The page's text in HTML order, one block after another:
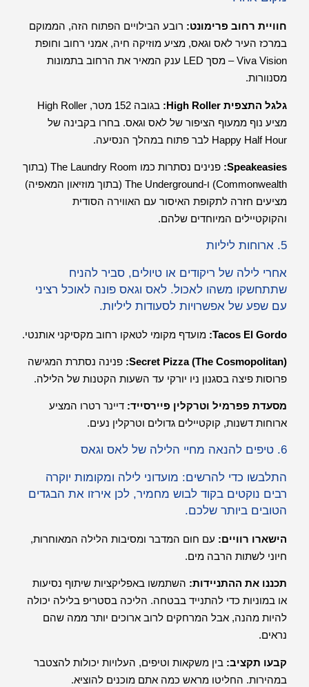
חוויית רחוב פרימונט: רובע הבילויים הפתוח הזה, הממוקם
במרכז העיר לאס וגאס, מציע מוזיקה חיה, אמני רחוב וחופת
Viva Vision – מסך LED ענק המאיר את הרחוב בתמונות
מסנוורות.
גלגל התצפית High Roller:
בגובה 152 מטר, High Roller
מציע נוף ממעוף הציפור של לאס וגאס. בחרו בקבינה של
Happy Half Hour לבר פתוח במהלך הנסיעה.
Speakeasies:
פנינים נסתרות כמו The Laundry Room (בתוך
Commonwealth) ו-The Underground (בתוך מוזיאון המאפיה)
מציעים חזרה לתקופת האיסור עם האווירה הסודית
והקוקטיילים המיוחדים שלהם.
5. ארוחות ליליות
אחרי לילה של ריקודים או טיולים, סביר להניח
שתתחשקו משהו לאכול. לאס וגאס פונה לאוכל רציני
עם שפע של אפשרויות לסעודות ליליות.
Tacos El Gordo: מועדף מקומי לטאקו רחוב מקסיקני אותנטי.
Secret Pizza (The Cosmopolitan): פנינה נסתרת המגישה
פרוסות פיצה בסגנון ניו יורקי עד השעות הקטנות של הלילה.
מסעדת פפרמיל וטרקלין פיירסייד: דיינר רטרו המציע
ארוחות דשנות, קוקטיילים גדולים וטרקלין נעים.
6. טיפים להנאה מחיי הלילה של לאס וגאס
התלבשו כדי להרשים: מועדוני לילה ומקומות יוקרה
רבים נוקטים בקוד לבוש מחמיר, לכן אירזו את הבגדים
הטובים ביותר שלכם.
הישארו רוויים: עם חום המדבר ומסיבות הלילה המאוחרות,
חיוני לשתות הרבה מים.
תכננו את ההתניידות: השתמשו באפליקציות שיתוף נסיעות
או במוניות כדי להתנייד בבטחה. הליכה בסטריפ בלילה יכולה
להיות מהנה, אבל המרחקים לרוב ארוכים יותר ממה שהם
נראים.
קבעו תקציב: בין משקאות וטיפים, העלויות יכולות להצטבר
במהירות. החליטו מראש כמה אתם מוכנים להוציא.